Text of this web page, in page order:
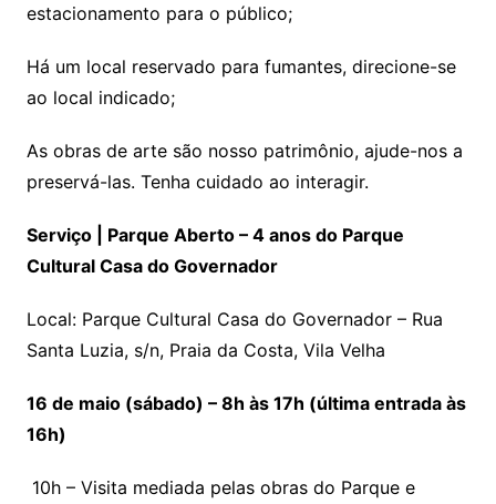
estacionamento para o público;
Há um local reservado para fumantes, direcione-se
ao local indicado;
As obras de arte são nosso patrimônio, ajude-nos a
preservá-las. Tenha cuidado ao interagir.
Serviço | Parque Aberto – 4 anos do Parque
Cultural Casa do Governador
Local: Parque Cultural Casa do Governador – Rua
Santa Luzia, s/n, Praia da Costa, Vila Velha
16 de maio (sábado) – 8h às 17h (última entrada às
16h)
10h – Visita mediada pelas obras do Parque e